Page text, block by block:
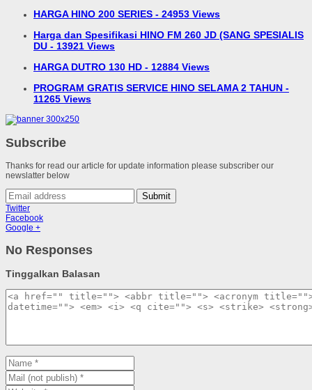
HARGA HINO 200 SERIES - 24953 Views
Harga dan Spesifikasi HINO FM 260 JD (SANG SPESIALIS
DU - 13921 Views
HARGA DUTRO 130 HD - 12884 Views
PROGRAM GRATIS SERVICE HINO SELAMA 2 TAHUN -
11265 Views
Subscribe
Thanks for read our article for update information please subscriber our
newslatter below
Submit
Twitter
Facebook
Google +
No Responses
Tinggalkan Balasan